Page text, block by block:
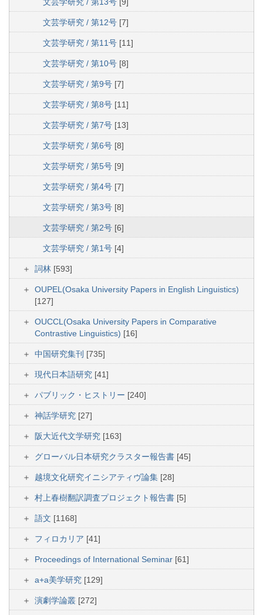
文芸学研究 / 第12号 [7]
文芸学研究 / 第11号 [11]
文芸学研究 / 第10号 [8]
文芸学研究 / 第9号 [7]
文芸学研究 / 第8号 [11]
文芸学研究 / 第7号 [13]
文芸学研究 / 第6号 [8]
文芸学研究 / 第5号 [9]
文芸学研究 / 第4号 [7]
文芸学研究 / 第3号 [8]
文芸学研究 / 第2号 [6]
文芸学研究 / 第1号 [4]
詞林 [593]
OUPEL(Osaka University Papers in English Linguistics)
[127]
OUCCL(Osaka University Papers in Comparative
Contrastive Linguistics) [16]
中国研究集刊 [735]
現代日本語研究 [41]
パブリック・ヒストリー [240]
神話学研究 [27]
阪大近代文学研究 [163]
グローバル日本研究クラスター報告書 [45]
越境文化研究イニシアティヴ論集 [28]
村上春樹翻訳調査プロジェクト報告書 [5]
語文 [1168]
フィロカリア [41]
Proceedings of International Seminar [61]
a+a美学研究 [129]
演劇学論叢 [272]